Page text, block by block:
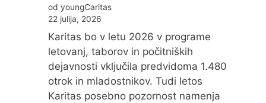
od youngCaritas
22 julija, 2026
Karitas bo v letu 2026 v programe
letovanj, taborov in počitniških
dejavnosti vključila predvidoma 1.480
otrok in mladostnikov. Tudi letos
Karitas posebno pozornost namenja